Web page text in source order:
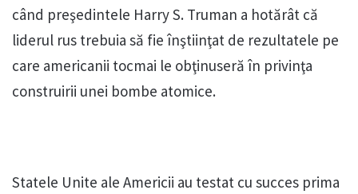
când preşedintele Harry S. Truman a hotărât că
liderul rus trebuia să fie înştiinţat de rezultatele pe
care americanii tocmai le obţinuseră în privinţa
construirii unei bombe atomice.
Statele Unite ale Americii au testat cu succes prima